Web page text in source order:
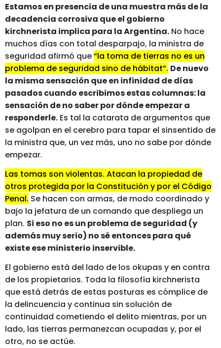
Estamos en presencia de una muestra más de la
decadencia corrosiva que el gobierno
kirchnerista implica para la Argentina. No hace
muchos días con total desparpajo, la ministra de
seguridad afirmó que“la toma de tierras no es un
problema de seguridad sino de hábitat”. De nuevo
la misma sensación que en infinidad de días
pasados cuando escribimos estas columnas: la
sensación de no saber por dónde empezar a
responderle. Es tal la catarata de argumentos que
se agolpan en el cerebro para tapar el sinsentido de
la ministra que, un vez más, uno no sabe por dónde
empezar.
Las tomas son violentas. Atacan la propiedad de
otros protegida por la Constitución y por el Código
Penal. Se hacen con armas, de modo coordinado y
bajo la jefatura de un comando que despliega un
plan. Si eso no es un problema de seguridad (y
además muy serio) no sé entonces para qué
existe ese ministerio inservible.
El gobierno está del lado de los okupas y en contra
de los propietarios. Toda la filosofía kirchnerista
que está detrás de estas posturas es cómplice de
la delincuencia y continua sin solución de
continuidad cometiendo el delito mientras, por un
lado, las tierras permanezcan ocupadas y, por el
otro, no se actúe.